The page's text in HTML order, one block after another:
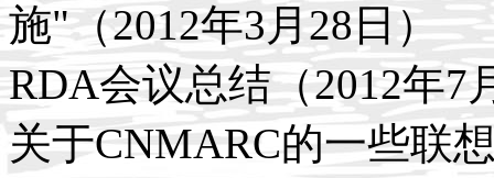
施"（2012年3月28日）
RDA会议总结（2012年7
关于CNMARC的一些联